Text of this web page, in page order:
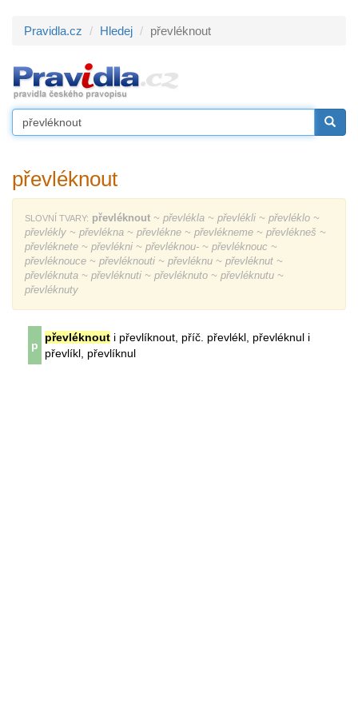
Pravidla.cz Hledej převléknout
převléknout
SLOVNÍ TVARY: převléknout ~ převlékla ~ převlékli ~ převléklo ~
převlékly ~ převlékna ~ převlékne ~ převlékneme ~ převlékneš ~
převléknete ~ převlékni ~ převléknou- ~ převléknouc ~
převléknouce ~ převléknouti ~ převléknu ~ převléknut ~
převléknuta ~ převléknuti ~ převléknuto ~ převléknutu ~
převléknuty
p
převléknout i převlíknout, příč. převlékl, převléknul i
převlíkl, převlíknul